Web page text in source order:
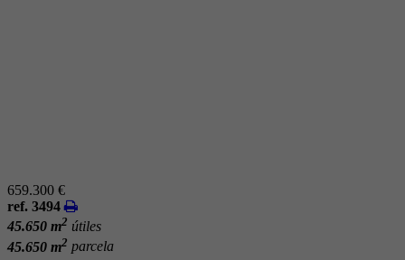
659.300 €
ref. 3494
45.650 m2 útiles
45.650 m2 parcela